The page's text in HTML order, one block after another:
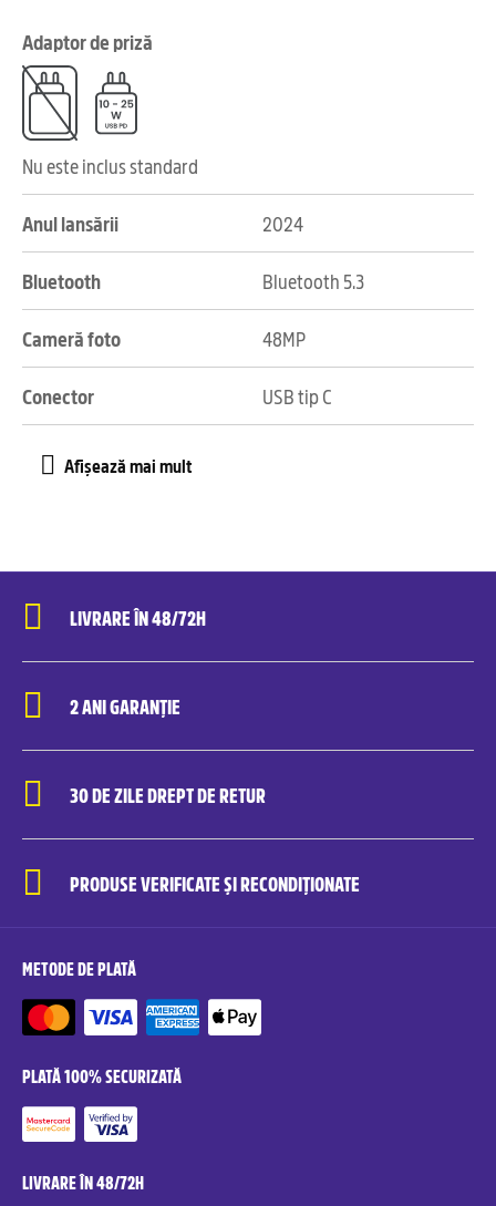
Adaptor de priză
Nu este inclus standard
Anul lansării 2024
Bluetooth Bluetooth 5.3
Cameră foto 48MP
Conector USB tip C
LIVRARE ÎN 48/72H
2 ANI GARANȚIE
30 DE ZILE DREPT DE RETUR
PRODUSE VERIFICATE ȘI RECONDIȚIONATE
METODE DE PLATĂ
PLATĂ 100% SECURIZATĂ
LIVRARE ÎN 48/72H